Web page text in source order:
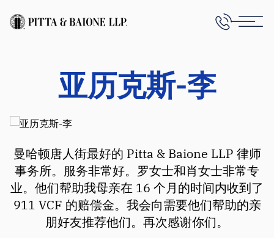
亚历克斯-李
曼哈顿唐人街最好的 Pitta & Baione LLP 律师
事务所。服务非常好。罗女士和肖女士非常专
业。他们帮助我母亲在 16 个月的时间内收到了
911 VCF 的赔偿金。我会向需要他们帮助的亲
朋好友推荐他们。再次感谢你们。